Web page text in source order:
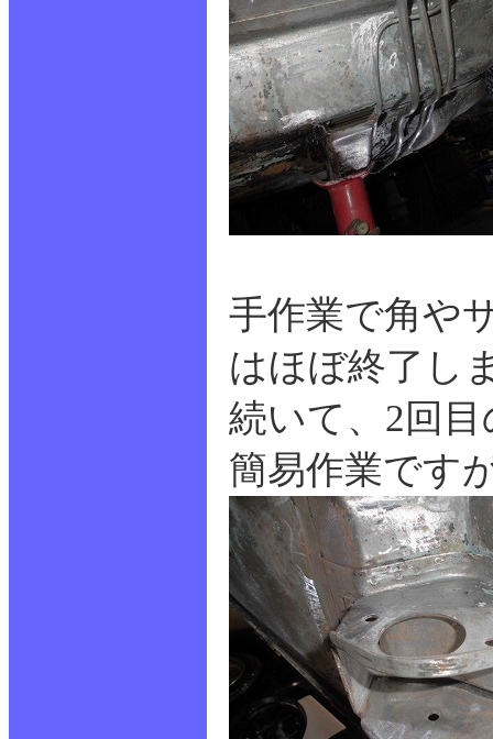
手作業で角や
はほぼ終了し
続いて、2回
簡易作業です